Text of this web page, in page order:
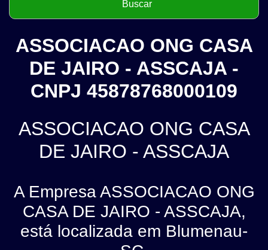
ASSOCIACAO ONG CASA
DE JAIRO - ASSCAJA -
CNPJ 45878768000109
ASSOCIACAO ONG CASA
DE JAIRO - ASSCAJA
A Empresa ASSOCIACAO ONG
CASA DE JAIRO - ASSCAJA,
está localizada em Blumenau-